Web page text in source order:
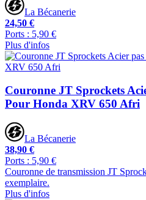
La Bécanerie
24,50 €
Ports : 5,90 €
Plus d'infos
Couronne JT Sprockets
Pour Honda XRV 650 Afri
La Bécanerie
38,90 €
Ports : 5,90 €
Couronne de transmission JT
exemplaire.
Plus d'infos